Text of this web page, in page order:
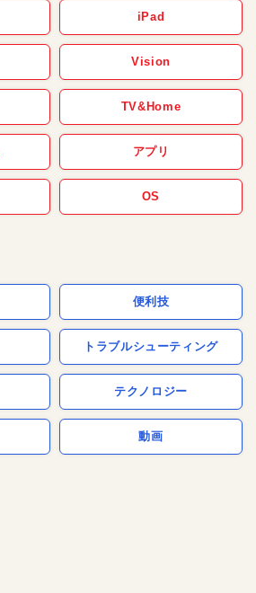
iPad
Vision
TV&Home
アプリ
OS
便利技
トラブルシューティング
テクノロジー
動画